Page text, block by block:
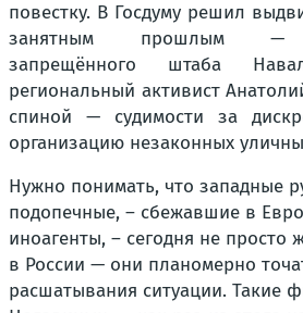
повестку. В Госдуму решил
занятным прошлым —
запрещённого штаба
региональный активист
спиной — судимости за
организацию незаконных
Нужно понимать, что западные
подопечные, – сбежавшие в
иноагенты, – сегодня не просто
в России — они планомерно
расшатывания ситуации. Такие